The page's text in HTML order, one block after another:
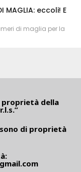
MAGLIA: eccoli! E
di maglia per la
proprietà della
di proprietà